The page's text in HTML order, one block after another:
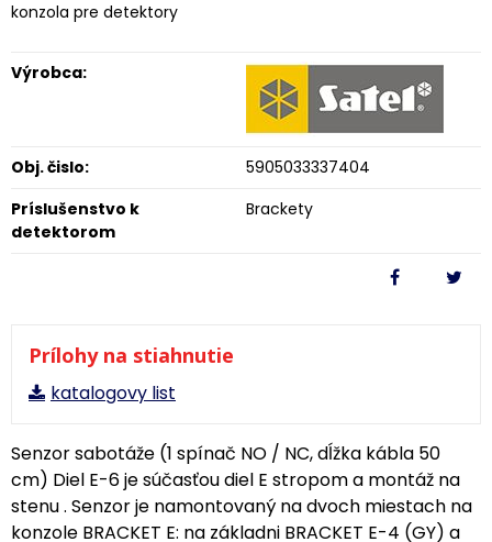
konzola pre detektory
Výrobca:
Obj. čislo:
5905033337404
Príslušenstvo k
detektorom
Brackety
Prílohy na stiahnutie
katalogovy list
Senzor sabotáže (1 spínač NO / NC, dĺžka kábla 50
cm) Diel E-6 je súčasťou diel E stropom a montáž na
stenu . Senzor je namontovaný na dvoch miestach na
konzole BRACKET E: na základni BRACKET E-4 (GY) a